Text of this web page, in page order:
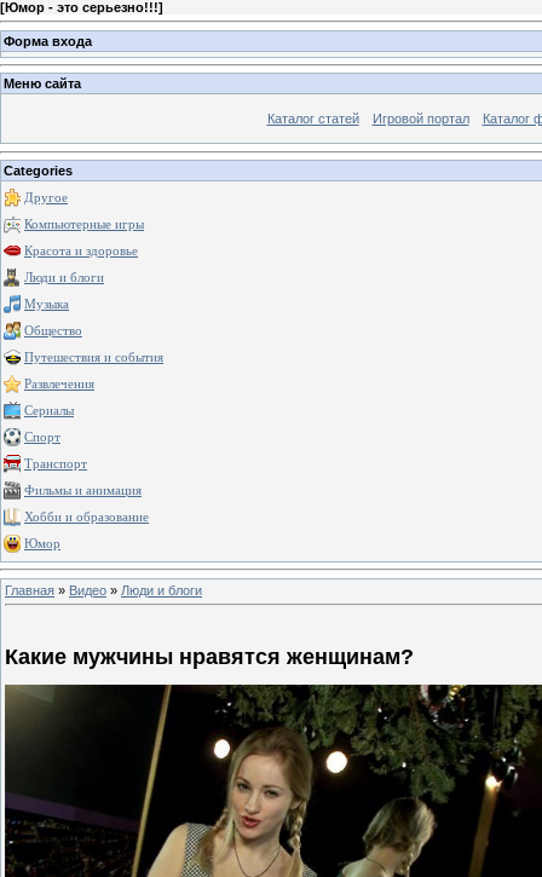
[Юмор - это серьезно!!!]
Форма входа
Меню сайта
Каталог статей Игровой портал Каталог
Categories
Другое
Компьютерные игры
Красота и здоровье
Люди и блоги
Музыка
Общество
Путешествия и события
Развлечения
Сериалы
Спорт
Транспорт
Фильмы и анимация
Хобби и образование
Юмор
Главная » Видео » Люди и блоги
Какие мужчины нравятся женщинам?